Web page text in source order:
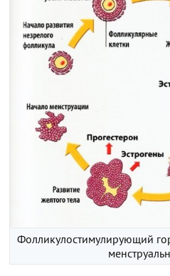
Фолликулостимулирующий